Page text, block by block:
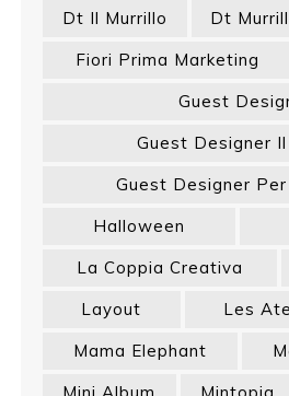
Dt Il Murrillo
Dt
Fiori Prima Marketing
Guest
Guest Designer
Guest Designer Per
Halloween
La Coppia Creativa
Layout
Les
Mama Elephant